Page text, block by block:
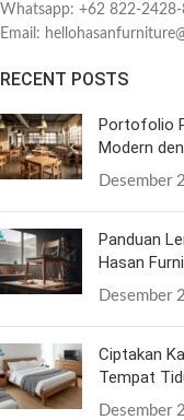
Whatsapp: +62 822-2428-
Email:
RECENT POSTS
Portofolio
Modern
Desember
Panduan
Hasan
Desember
Ciptakan
Tempat
Desember